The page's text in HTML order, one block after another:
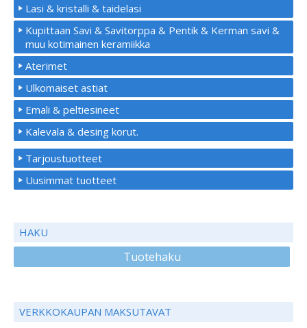
Lasi & kristalli & taidelasi
Kupittaan Savi & Savitorppa & Pentik & Kerman savi &
muu kotimainen keramiikka
Aterimet
Ulkomaiset astiat
Emali & peltiesineet
Kalevala & desing korut.
Tarjoustuotteet
Uusimmat tuotteet
HAKU
Tuotehaku
VERKKOKAUPAN MAKSUTAVAT